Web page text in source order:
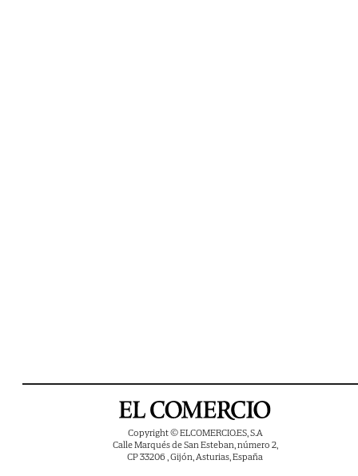
Copyright © ELCOMERCIO.ES, S.A
Calle Marqués de San Esteban, número 2,
CP 33206 , Gijón, Asturias, España